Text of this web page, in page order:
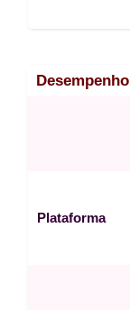
Desempenho
Plataforma